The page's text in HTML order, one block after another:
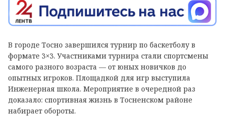
В городе Тосно завершился турнир по баскетболу в
формате 3×3. Участниками турнира стали спортсмены
самого разного возраста — от юных новичков до
опытных игроков. Площадкой для игр выступила
Инженерная школа. Мероприятие в очередной раз
доказало: спортивная жизнь в Тосненском районе
набирает обороты.